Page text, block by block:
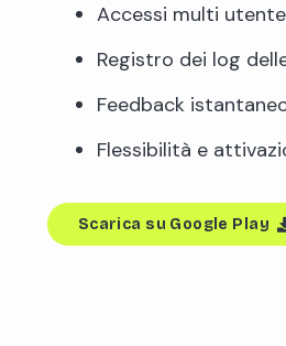
Accessi multi utente
Registro dei log
Feedback
Flessibilità e
Scarica su Google Play